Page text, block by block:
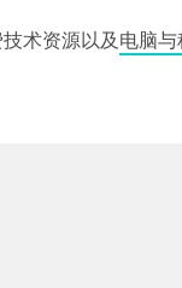
术资源以及电脑